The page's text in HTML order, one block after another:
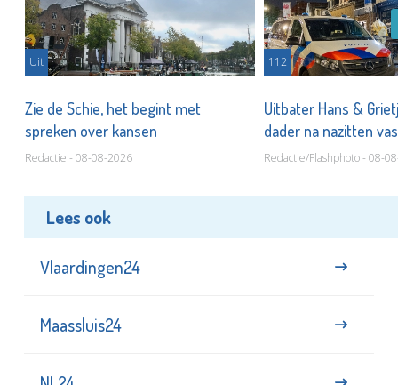
Uit
Zie de Schie, het begint met
spreken over kansen
Redactie - 08-08-2026
112
Uitbater Hans &
dader na nazitten
Redactie/Flashphoto - 08-
Lees ook
Vlaardingen24
Maassluis24